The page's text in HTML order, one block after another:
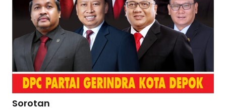
Sorotan